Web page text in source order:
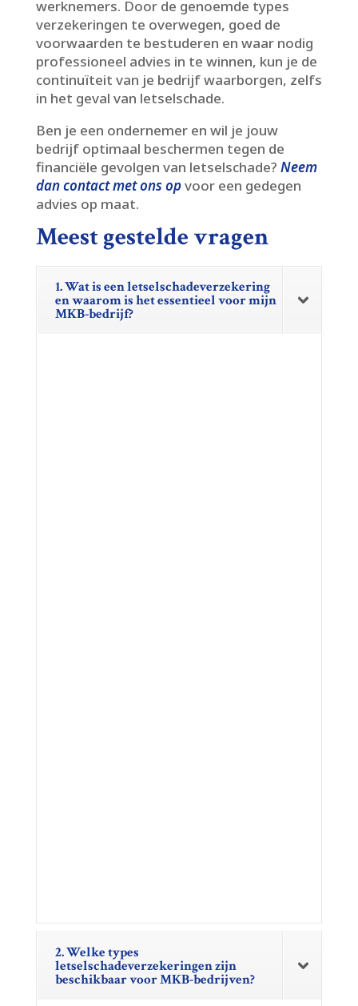
werknemers.​ Door de genoemde types
verzekeringen te overwegen, goed de
voorwaarden te bestuderen en waar nodig
professioneel advies in te winnen, kun je de
continuïteit van je bedrijf waarborgen, zelfs
in het geval van letselschade.​
Ben je een ondernemer en wil je jouw
bedrijf optimaal beschermen tegen de
financiële gevolgen van letselschade? Neem
dan contact met ons opvoor een gedegen
advies op maat.​
Meest gestelde vragen
1. Wat is een letselschadeverzekering
en waarom is het essentieel voor mijn
MKB-bedrijf?
2. Welke types
letselschadeverzekeringen zijn
beschikbaar voor MKB-bedrijven?